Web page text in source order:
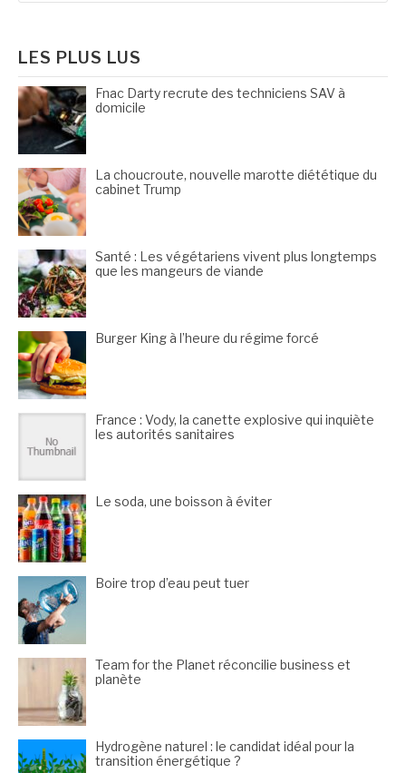
LES PLUS LUS
Fnac Darty recrute des techniciens SAV à
domicile
La choucroute, nouvelle marotte diététique du
cabinet Trump
Santé : Les végétariens vivent plus longtemps
que les mangeurs de viande
Burger King à l’heure du régime forcé
France : Vody, la canette explosive qui inquiète
les autorités sanitaires
Le soda, une boisson à éviter
Boire trop d’eau peut tuer
Team for the Planet réconcilie business et
planète
Hydrogène naturel : le candidat idéal pour la
transition énergétique ?